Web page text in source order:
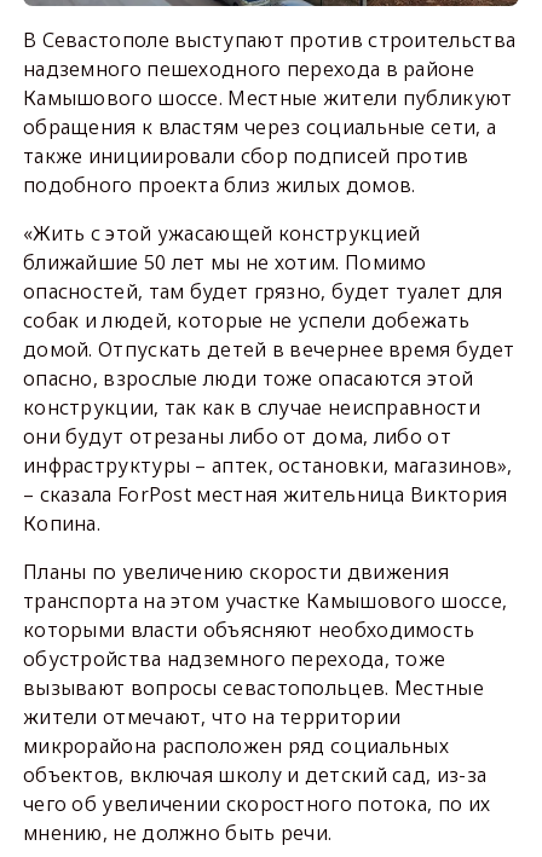
В Севастополе выступают против строительства
надземного пешеходного перехода в районе
Камышового шоссе. Местные жители публикуют
обращения к властям через социальные сети, а
также инициировали сбор подписей против
подобного проекта близ жилых домов.
«Жить с этой ужасающей конструкцией
ближайшие 50 лет мы не хотим. Помимо
опасностей, там будет грязно, будет туалет для
собак и людей, которые не успели добежать
домой. Отпускать детей в вечернее время будет
опасно, взрослые люди тоже опасаются этой
конструкции, так как в случае неисправности
они будут отрезаны либо от дома, либо от
инфраструктуры – аптек, остановки, магазинов»,
– сказала ForPost местная жительница Виктория
Копина.
Планы по увеличению скорости движения
транспорта на этом участке Камышового шоссе,
которыми власти объясняют необходимость
обустройства надземного перехода, тоже
вызывают вопросы севастопольцев. Местные
жители отмечают, что на территории
микрорайона расположен ряд социальных
объектов, включая школу и детский сад, из-за
чего об увеличении скоростного потока, по их
мнению, не должно быть речи.